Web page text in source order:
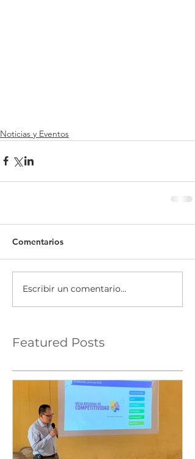
Noticias y Eventos
Comentarios
Escribir un comentario...
Featured Posts